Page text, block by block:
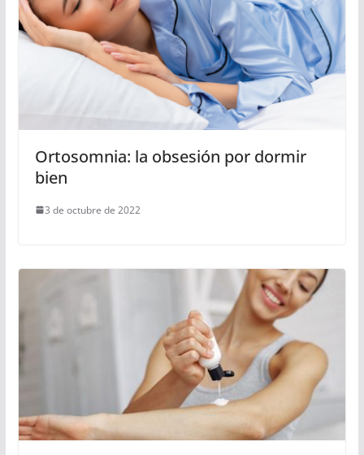
Ortosomnia: la obsesión por dormir
bien
3 de octubre de 2022